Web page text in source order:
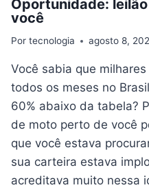
Oportunidade:
você
Por tecnologia agosto 8,
Você sabia que
todos os meses no
60% abaixo da tabela?
de moto perto de você
que você estava
sua carteira estava
acreditava muito nessa